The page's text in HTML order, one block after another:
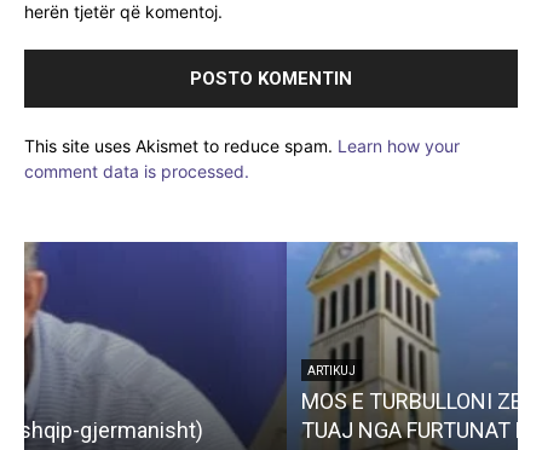
herën tjetër që komentoj.
This site uses Akismet to reduce spam. Learn how your
comment data is processed.
MOS E TURBULLONI ZEMRËN DHE SHPIRTIN
TUAJ NGA FURTUNAT E BOTËS